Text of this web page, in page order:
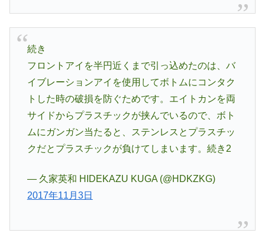
続き
フロントアイを半円近くまで引っ込めたのは、バ
イブレーションアイを使用してボトムにコンタク
トした時の破損を防ぐためです。エイトカンを両
サイドからプラスチックが挟んでいるので、ボト
ムにガンガン当たると、ステンレスとプラスチッ
クだとプラスチックが負けてしまいます。続き2
— 久家英和 HIDEKAZU KUGA (@HDKZKG)
2017年11月3日